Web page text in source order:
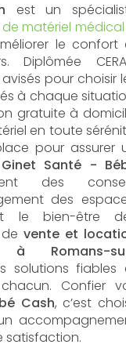
est un
matériel
le confort
Diplômée
pour choisir
à chaque
gratuite à
en toute
pour assurer
Ginet Santé -
des
des
le bien-être
devente et
Romans-
solutions fiables
Confier
Cash, c’est
satisfaction.